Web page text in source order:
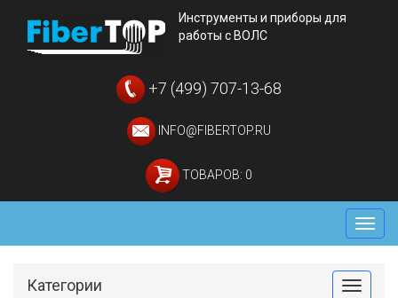
Инструменты и приборы для
работы с ВОЛС
+7 (499) 707-13-68
INFO@FIBERTOP.RU
ТОВАРОВ: 0
Меню
Toggle
Категории